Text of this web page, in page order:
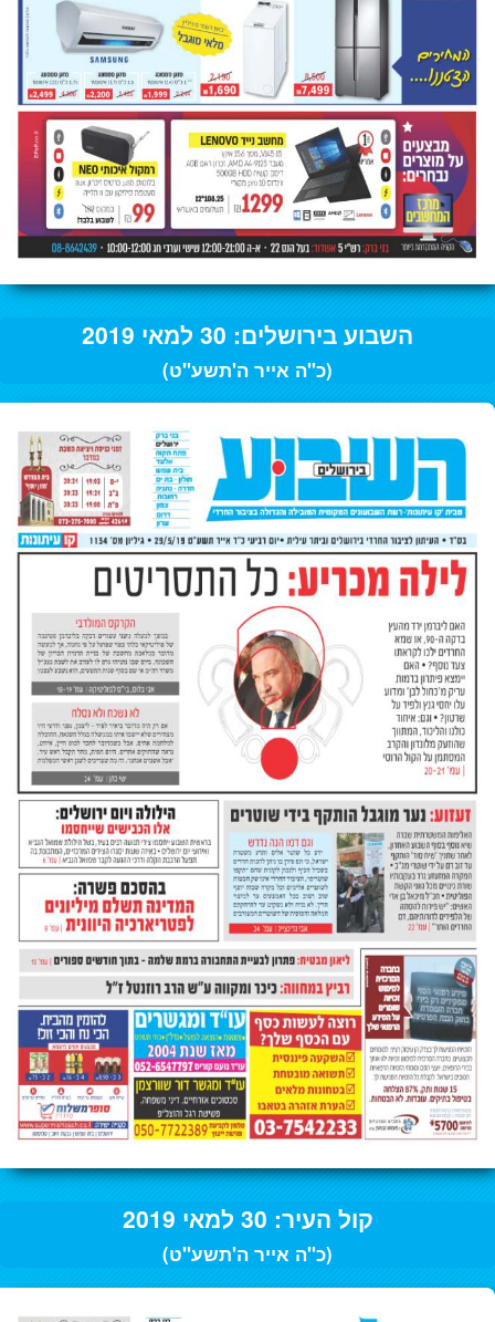
השבוע בירושלים: 30 למאי 2019
(כ"ה אייר ה'תשע"ט)
קול העיר: 30 למאי 2019
(כ"ה אייר ה'תשע"ט)